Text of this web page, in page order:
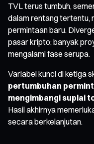
TVL terus tumbuh,
dalam rentang tertentu,
permintaan baru.
pasar kripto; banyak
mengalami fase serupa.
Variabel kunci di ketiga
pertumbuhan
mengimbangi suplai
Hasil akhirnya
secara berkelanjutan.